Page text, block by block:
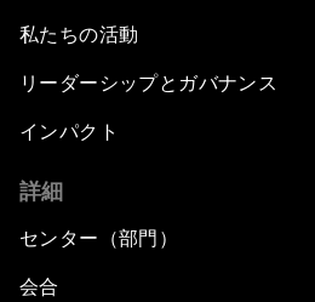
私たちの活動
リーダーシップとガバナンス
インパクト
詳細
センター（部門）
会合